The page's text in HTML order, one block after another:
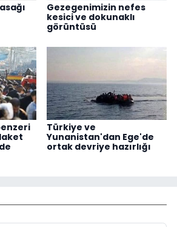
Gezegenimizin nefes
kesici ve dokunaklı
görüntüsü
Türkiye ve
Yunanistan'dan Ege'de
ortak devriye hazırlığı